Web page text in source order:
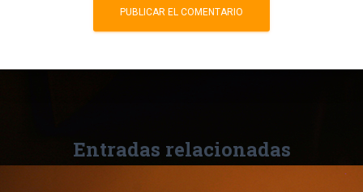
Entradas relacionadas